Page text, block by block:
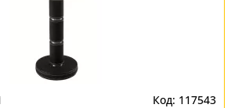
117543